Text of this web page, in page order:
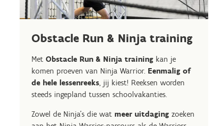
Obstacle Run & Ninja training
Met Obstacle Run & Ninja training kan je
komen proeven van Ninja Warrior. Eenmalig of
de hele lessenreeks, jij kiest! Reeksen worden
steeds ingepland tussen schoolvakanties.
Zowel de Ninja's die wat meer uitdaging zoeken